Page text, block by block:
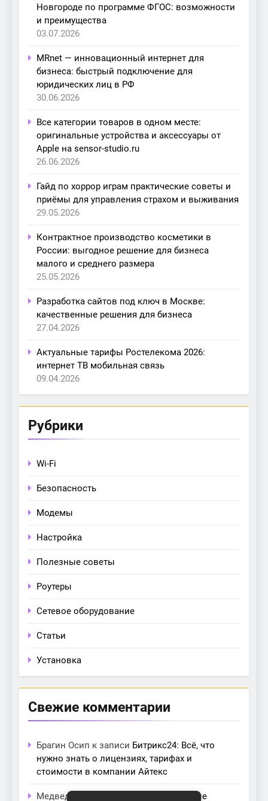
Новгороде по программе ФГОС: возможности
и преимущества
03.07.2026
MRnet — инновационный интернет для
бизнеса: быстрый подключение для
юридических лиц в РФ
30.06.2026
Все категории товаров в одном месте:
оригинальные устройства и аксессуары от
Apple на sensor-studio.ru
26.06.2026
Гайд по хоррор играм практические советы и
приёмы для управления страхом и выживания
29.05.2026
Контрактное производство косметики в
России: выгодное решение для бизнеса
малого и среднего размера
25.05.2026
Разработка сайтов под ключ в Москве:
качественные решения для бизнеса
27.04.2026
Актуальные тарифы Ростелекома 2026:
интернет ТВ мобильная связь
09.04.2026
Рубрики
Wi-Fi
Безопасность
Модемы
Настройка
Полезные советы
Роутеры
Сетевое оборудование
Статьи
Установка
Свежие комментарии
Брагин Осип к записи Битрикс24: Всё, что
нужно знать о лицензиях, тарифах и
стоимости в компании Айтекс
Медведева Амалия Основные